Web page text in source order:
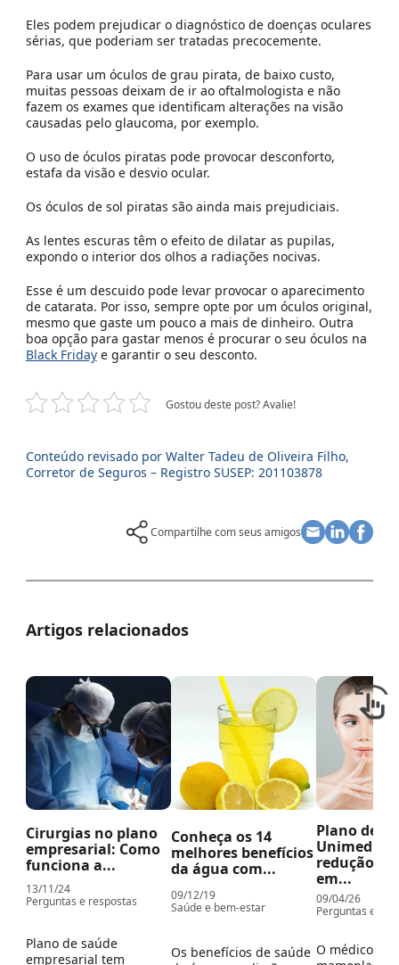
Eles podem prejudicar o diagnóstico de doenças oculares
sérias, que poderiam ser tratadas precocemente.
Para usar um óculos de grau pirata, de baixo custo,
muitas pessoas deixam de ir ao oftalmologista e não
fazem os exames que identificam alterações na visão
causadas pelo glaucoma, por exemplo.
O uso de óculos piratas pode provocar desconforto,
estafa da visão e desvio ocular.
Os óculos de sol piratas são ainda mais prejudiciais.
As lentes escuras têm o efeito de dilatar as pupilas,
expondo o interior dos olhos a radiações nocivas.
Esse é um descuido pode levar provocar o aparecimento
de catarata. Por isso, sempre opte por um óculos original,
mesmo que gaste um pouco a mais de dinheiro. Outra
boa opção para gastar menos é procurar o seu óculos na
Black Fridaye garantir o seu desconto.
Gostou deste post? Avalie!
Conteúdo revisado por Walter Tadeu de Oliveira Filho,
Corretor de Seguros – Registro SUSEP: 201103878
Compartilhe com seus amigos
Artigos relacionados
Cirurgias no plano
empresarial: Como
funciona a...
13/11/24
Perguntas e respostas
Plano de saúde
empresarial tem
Conheça os 14
melhores benefícios
da água com...
09/12/19
Saúde e bem-estar
Os benefícios de saúde
Plano de
Unimed
redução
em...
09/04/26
Perguntas e
O médico